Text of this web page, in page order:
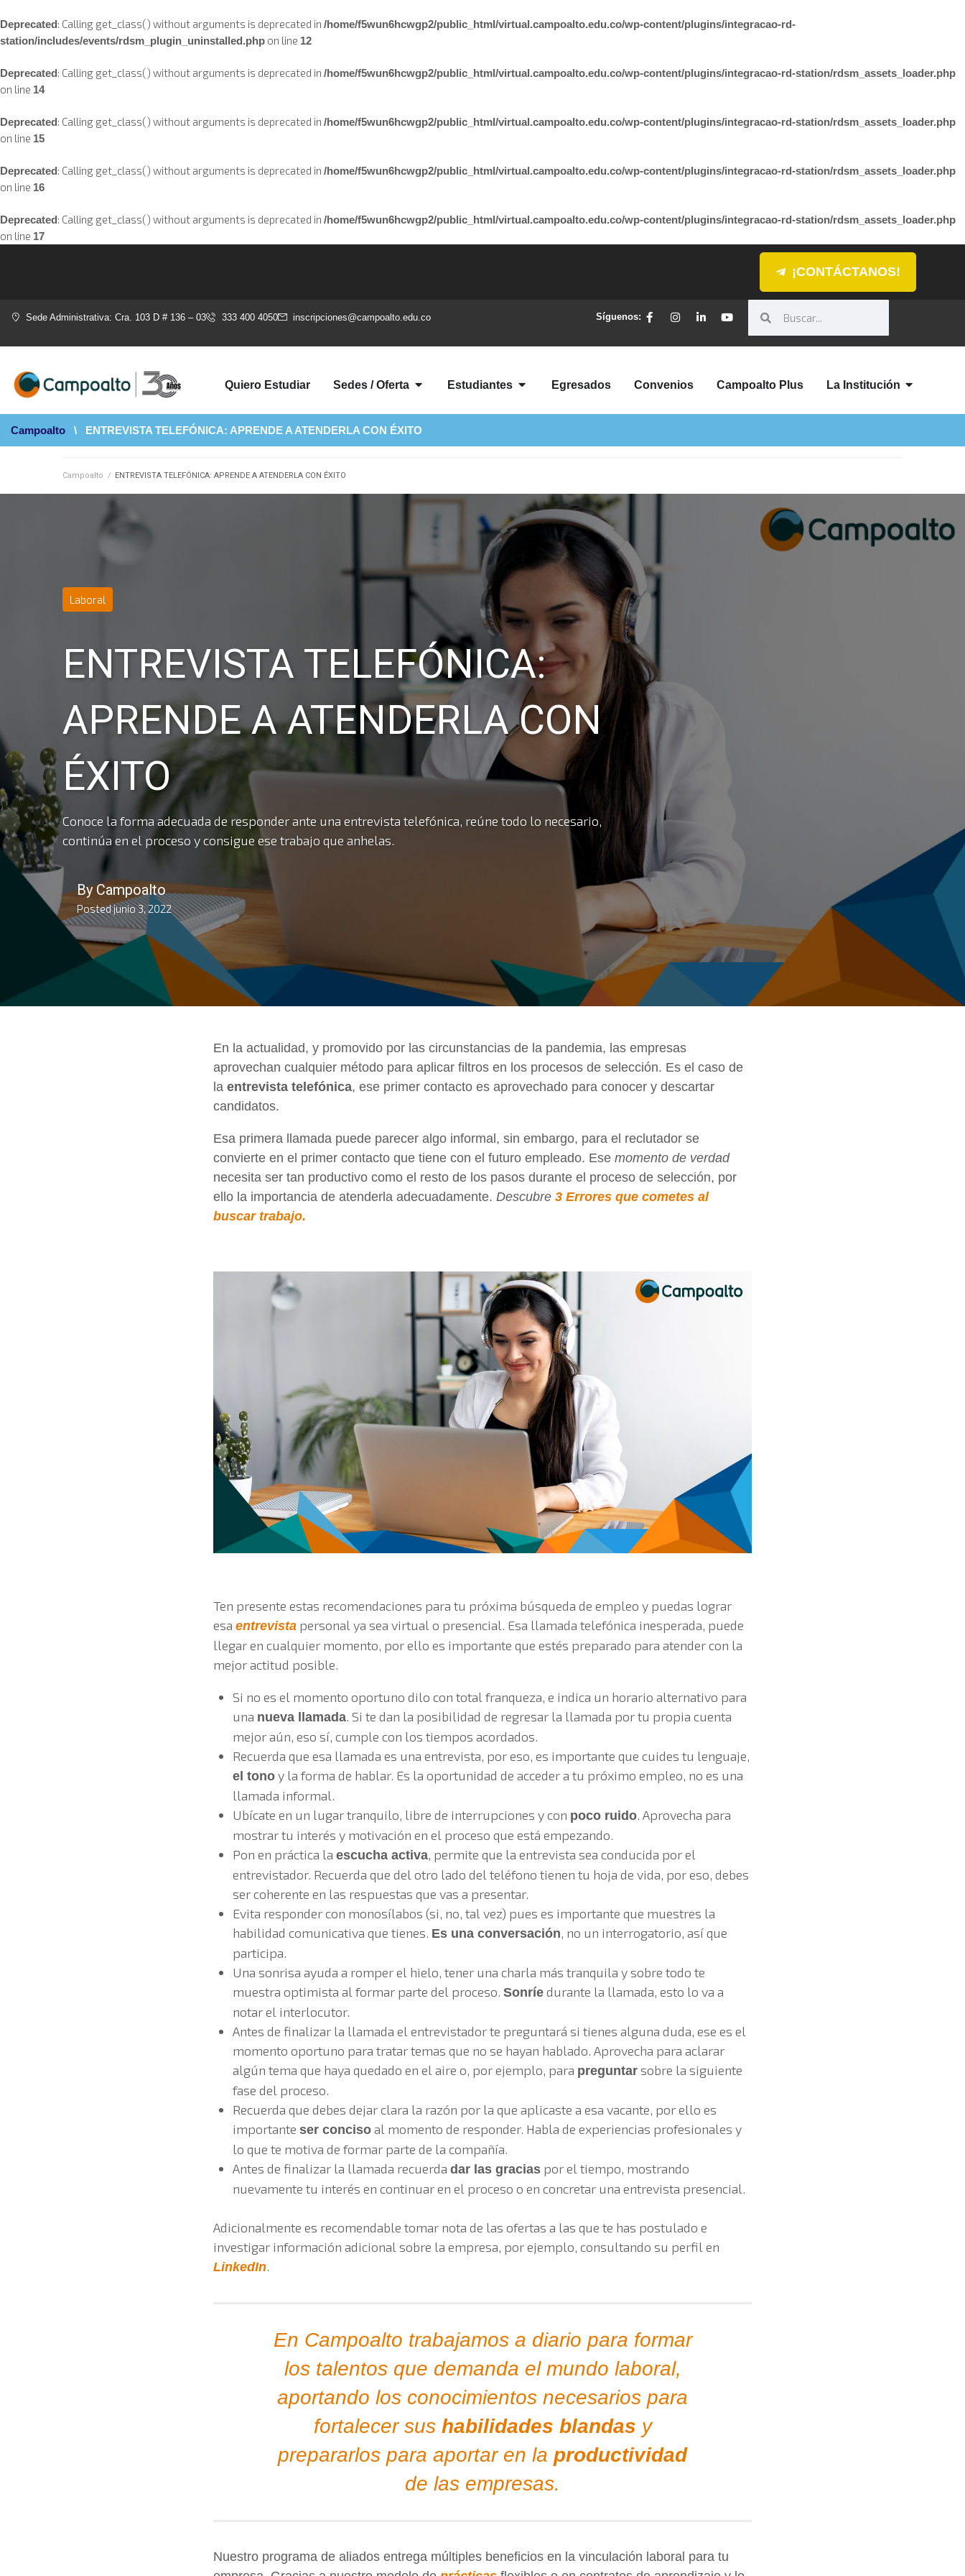
Deprecated: Calling get_class() without arguments is deprecated in /home/f5wun6hcwgp2/public_html/virtual.campoalto.edu.co/wp-content/plugins/integracao-rd-
station/includes/events/rdsm_plugin_uninstalled.php on line 12
Deprecated: Calling get_class() without arguments is deprecated in /home/f5wun6hcwgp2/public_html/virtual.campoalto.edu.co/wp-content/plugins/integracao-rd-station/rdsm_assets_loader.php
on line 14
Deprecated: Calling get_class() without arguments is deprecated in /home/f5wun6hcwgp2/public_html/virtual.campoalto.edu.co/wp-content/plugins/integracao-rd-station/rdsm_assets_loader.php
on line 15
Deprecated: Calling get_class() without arguments is deprecated in /home/f5wun6hcwgp2/public_html/virtual.campoalto.edu.co/wp-content/plugins/integracao-rd-station/rdsm_assets_loader.php
on line 16
Deprecated: Calling get_class() without arguments is deprecated in /home/f5wun6hcwgp2/public_html/virtual.campoalto.edu.co/wp-content/plugins/integracao-rd-station/rdsm_assets_loader.php
on line 17
¡CONTÁCTANOS!
Sede Administrativa: Cra. 103 D # 136 – 03 333 400 4050 inscripciones@campoalto.edu.co Síguenos:
Quiero Estudiar Sedes / Oferta Estudiantes Egresados Convenios Campoalto Plus La Institución
Campoalto \ ENTREVISTA TELEFÓNICA: APRENDE A ATENDERLA CON ÉXITO
Campoalto / ENTREVISTA TELEFÓNICA: APRENDE A ATENDERLA CON ÉXITO
Laboral
ENTREVISTA TELEFÓNICA:
APRENDE A ATENDERLA CON
ÉXITO
Conoce la forma adecuada de responder ante una entrevista telefónica, reúne todo lo necesario,
continúa en el proceso y consigue ese trabajo que anhelas.
ByCampoalto
Postedjunio 3, 2022
En la actualidad, y promovido por las circunstancias de la pandemia, las empresas
aprovechan cualquier método para aplicar filtros en los procesos de selección. Es el caso de
la entrevista telefónica, ese primer contacto es aprovechado para conocer y descartar
candidatos.
Esa primera llamada puede parecer algo informal, sin embargo, para el reclutador se
convierte en el primer contacto que tiene con el futuro empleado. Ese momento de verdad
necesita ser tan productivo como el resto de los pasos durante el proceso de selección, por
ello la importancia de atenderla adecuadamente. Descubre 3 Errores que cometes al
buscar trabajo.
Ten presente estas recomendaciones para tu próxima búsqueda de empleo y puedas lograr
esa entrevista personal ya sea virtual o presencial. Esa llamada telefónica inesperada, puede
llegar en cualquier momento, por ello es importante que estés preparado para atender con la
mejor actitud posible.
Si no es el momento oportuno dilo con total franqueza, e indica un horario alternativo para
una nueva llamada. Si te dan la posibilidad de regresar la llamada por tu propia cuenta
mejor aún, eso sí, cumple con los tiempos acordados.
Recuerda que esa llamada es una entrevista, por eso, es importante que cuides tu lenguaje,
el tono y la forma de hablar. Es la oportunidad de acceder a tu próximo empleo, no es una
llamada informal.
Ubícate en un lugar tranquilo, libre de interrupciones y con poco ruido. Aprovecha para
mostrar tu interés y motivación en el proceso que está empezando.
Pon en práctica la escucha activa, permite que la entrevista sea conducida por el
entrevistador. Recuerda que del otro lado del teléfono tienen tu hoja de vida, por eso, debes
ser coherente en las respuestas que vas a presentar.
Evita responder con monosílabos (si, no, tal vez) pues es importante que muestres la
habilidad comunicativa que tienes. Es una conversación, no un interrogatorio, así que
participa.
Una sonrisa ayuda a romper el hielo, tener una charla más tranquila y sobre todo te
muestra optimista al formar parte del proceso. Sonríe durante la llamada, esto lo va a
notar el interlocutor.
Antes de finalizar la llamada el entrevistador te preguntará si tienes alguna duda, ese es el
momento oportuno para tratar temas que no se hayan hablado. Aprovecha para aclarar
algún tema que haya quedado en el aire o, por ejemplo, para preguntar sobre la siguiente
fase del proceso.
Recuerda que debes dejar clara la razón por la que aplicaste a esa vacante, por ello es
importante ser conciso al momento de responder. Habla de experiencias profesionales y
lo que te motiva de formar parte de la compañía.
Antes de finalizar la llamada recuerda dar las gracias por el tiempo, mostrando
nuevamente tu interés en continuar en el proceso o en concretar una entrevista presencial.
Adicionalmente es recomendable tomar nota de las ofertas a las que te has postulado e
investigar información adicional sobre la empresa, por ejemplo, consultando su perfil en
LinkedIn.
En Campoalto trabajamos a diario para formar
los talentos que demanda el mundo laboral,
aportando los conocimientos necesarios para
fortalecer sus habilidades blandas y
prepararlos para aportar en la productividad
de las empresas.
Nuestro programa de aliados entrega múltiples beneficios en la vinculación laboral para tu